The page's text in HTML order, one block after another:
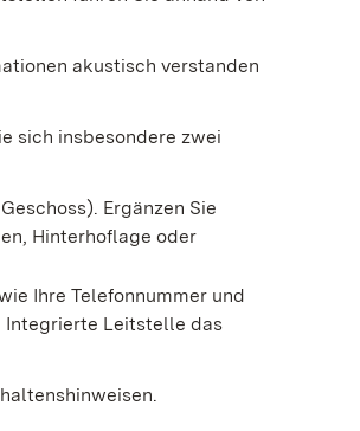
akustisch verstanden
sich insbesondere zwei
Ergänzen Sie
Hinterhoflage oder
Ihre Telefonnummer und
Integrierte Leitstelle das